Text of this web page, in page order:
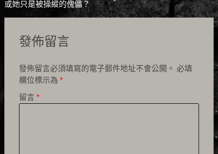
或她只是被操縱的傀儡？
發佈留言
發佈留言必須填寫的電子郵件地址不會公開。 必填
欄位標示為 *
留言 *